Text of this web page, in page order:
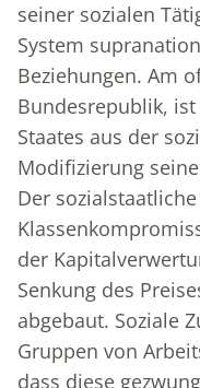
seiner sozialen
System
Beziehungen. Am
Bundesrepublik, ist
Staates aus der
Modifizierung
Der
der
Senkung des
abgebaut. Soziale
Gruppen von
dass diese